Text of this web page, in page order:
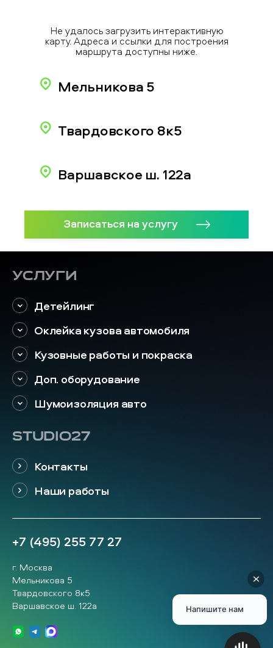
Не удалось загрузить интерактивную
карту. Адреса и ссылки для построения
маршрута доступны ниже.
Мельникова 5
Твардовского 8к5
Варшавское ш. 122а
Записаться на услугу
Услуги
Детейлинг
Оклейка кузова автомобиля
Кузовные работы и покраска
Доп. оборудование
Шумоизоляция авто
STUDIO27
Контакты
Наши работы
+7 (495) 255 77 27
г. Москва
Мельникова 5
Твардовского 8к5
Варшавское ш. 122а
Напишите нам